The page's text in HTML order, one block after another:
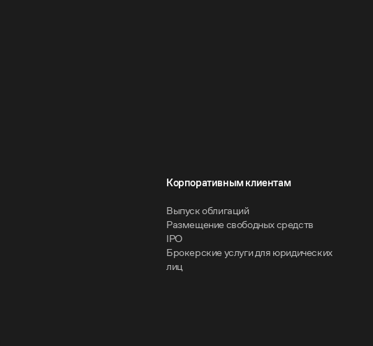
Корпоративным клиентам
Выпуск облигаций
Размещение свободных средств
IPO
Брокерские услуги для юридических
лиц